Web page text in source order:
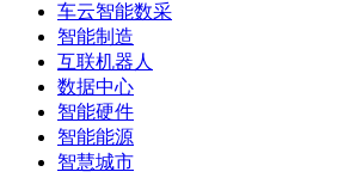
车云智能数采
智能制造
互联机器人
数据中心
智能硬件
智能能源
智慧城市